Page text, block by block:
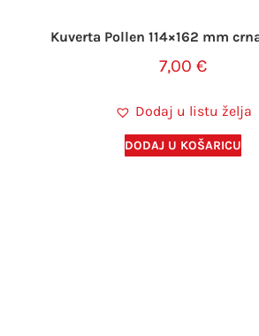
Kuverta Pollen 114×162 mm
7,00 €
Dodaj u listu želja
DODAJ U KOŠARICU